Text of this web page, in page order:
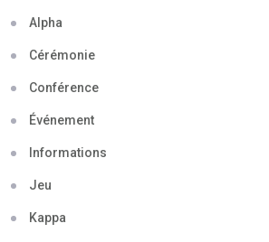
Alpha
Cérémonie
Conférence
Événement
Informations
Jeu
Kappa